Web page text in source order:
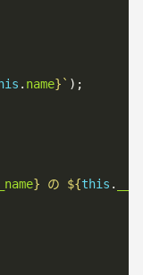
. name} ` );
} の ${this .